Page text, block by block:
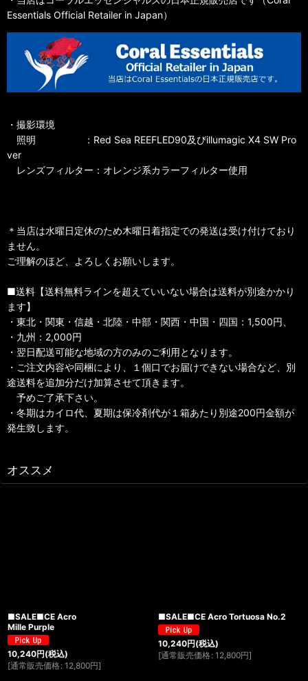
Essentials Official Retailer in Japan）
・撮影環境
照明 ：Red Sea REEFLED90及びillumagic X4 SW Pro
ver
レンズフィルター：オレンジ系カラーフィルター使用
＊当店は水曜日定休のため木曜日着指定での発送は受け付けており
ません。
ご理解のほど、よろしくお願いします。
■送料【送料無料ラインを超えていいない場合は送料が別途かかり
ます】
・東北・関東・信越・北陸・中部・関西・中国・四国：1,500円、
・九州：2,000円
・翌日配送可能な地域の方のみのご利用となります。
・ご注文内容や同梱により、１個口でお届けできない場合など、別
途送料を追加分だけ加算させて頂きます。
予めご了承下さい。
・冬期はカイロ代、夏期は保冷剤代が１箱あたり別途200円金額が
発生致します。
オススメ
■SALE■CE Acro
Mille Purple
10,240円(税込)
[通常販売価格 : 12,800円]
■SALE■CE Acro Tortuosa No.2
10,240円(税込)
[通常販売価格 : 12,800円]